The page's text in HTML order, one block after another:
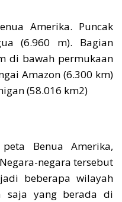
Amerika. Puncak
(6.960 m). Bagian
di bawah permukaan
Amazon (6.300 km)
(58.016 km2)
Benua Amerika,
negara tersebut
beberapa wilayah
saja yang berada di